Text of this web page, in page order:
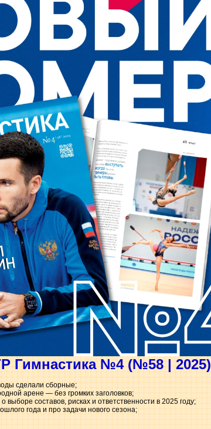
Гимнастика №4 (№58 | 2025)
сделали сборные;
арене — без громких заголовков;
составов, рисках и ответственности в 2025 году;
года и про задачи нового сезона;